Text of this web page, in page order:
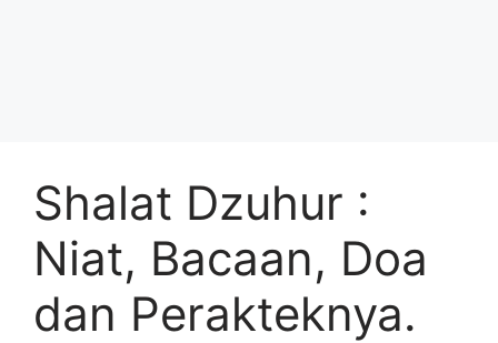
Shalat Dzuhur :
Niat, Bacaan, Doa
dan Perakteknya.